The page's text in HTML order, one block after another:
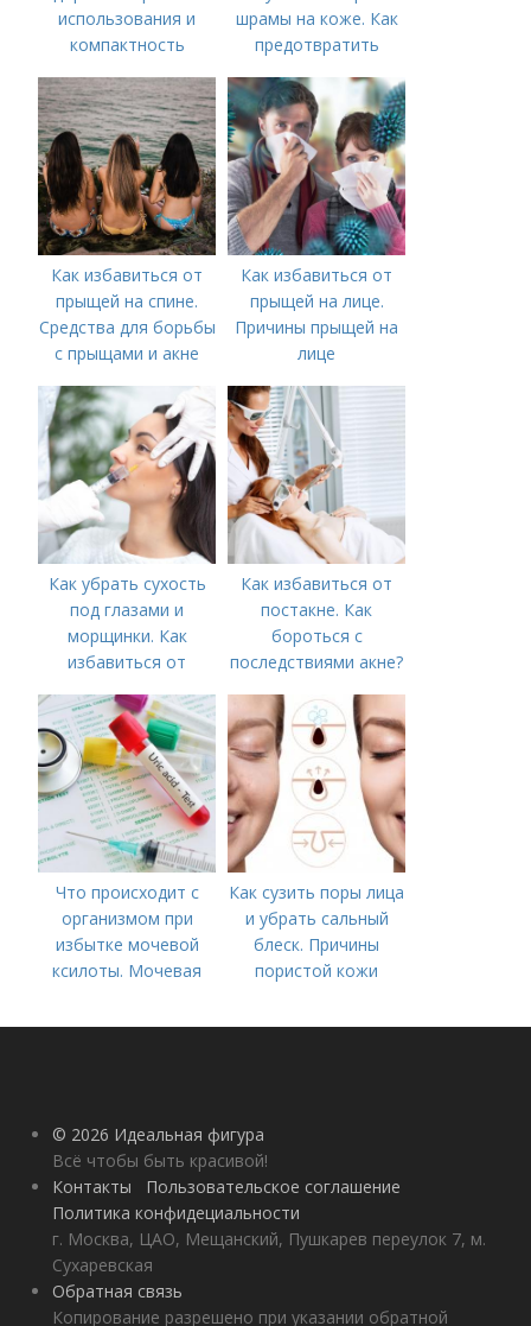
использования и
компактность
шрамы на коже. Как
предотвратить
Как избавиться от
прыщей на спине.
Средства для борьбы
с прыщами и акне
Как избавиться от
прыщей на лице.
Причины прыщей на
лице
Как убрать сухость
под глазами и
морщинки. Как
избавиться от
косметологические
процедуры
Как избавиться от
постакне. Как
бороться с
последствиями акне?
Что происходит с
организмом при
избытке мочевой
ксилоты. Мочевая
норма и отклонения
Как сузить поры лица
и убрать сальный
блеск. Причины
пористой кожи
© 2026 Идеальная фигура
Всё чтобы быть красивой!
Контакты
Пользовательское соглашение
Политика конфидециальности
г. Москва, ЦАО, Мещанский, Пушкарев переулок 7, м.
Сухаревская
Обратная связь
Копирование разрешено при указании обратной